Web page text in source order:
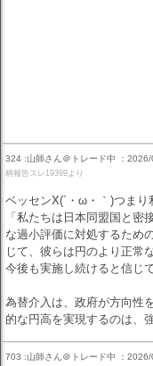
324 :山師さん＠トレード中 ：
柄報告スレ19399より
ベッセンX(´・ω・｀)つまり
「私たちは日本同盟国と
な過小評価に対処するため
じて、彼らは円のより正常
今後も実施し続けると信じ
為替介入は、政府が方向性
的な円高を実現するのは、
703 :山師さん＠トレード中 ：